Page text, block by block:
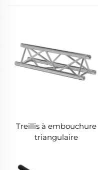
Treillis à embouchure
triangulaire